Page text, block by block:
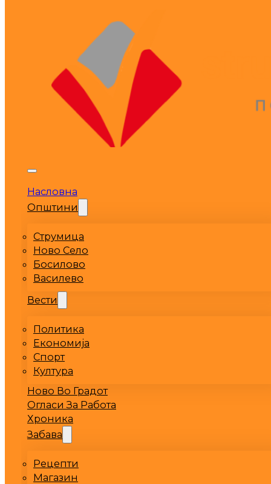
Насловна
Општини
Струмица
Ново Село
Босилово
Василево
Вести
Политика
Економија
Спорт
Култура
Ново Во Градот
Огласи За Работа
Хроника
Забава
Рецепти
Магазин